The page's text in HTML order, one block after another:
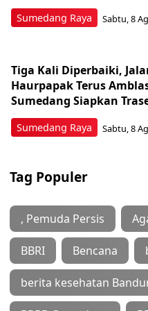
Sumedang Raya Sabtu, 8
Sumedang Raya
Tiga Kali Diperbaiki,
Haurpapak Terus
Sumedang Siapkan
Sabtu, 8
Tag Populer
, Pemuda Persis
BBRI Bencana
berita kesehatan